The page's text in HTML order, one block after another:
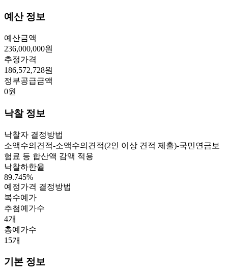
예산 정보
예산금액
236,000,000원
추정가격
186,572,728원
정부공급금액
0원
낙찰 정보
낙찰자 결정방법
소액수의견적-소액수의견적(2인 이상 견적 제출)-국민연금보
험료 등 합산액 감액 적용
낙찰하한율
89.745%
예정가격 결정방법
복수예가
추첨예가수
4개
총예가수
15개
기본 정보